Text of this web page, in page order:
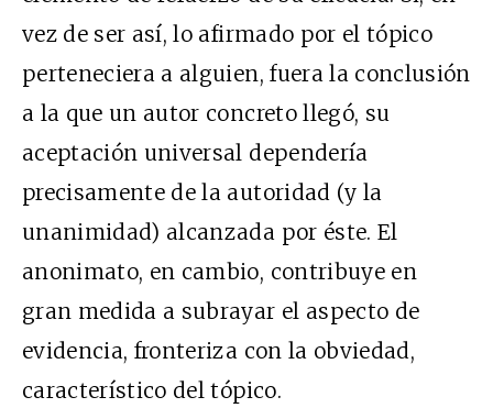
vez de ser así, lo afirmado por el tópico
perteneciera a alguien, fuera la conclusión
a la que un autor concreto llegó, su
aceptación universal dependería
precisamente de la autoridad (y la
unanimidad) alcanzada por éste. El
anonimato, en cambio, contribuye en
gran medida a subrayar el aspecto de
evidencia, fronteriza con la obviedad,
característico del tópico.